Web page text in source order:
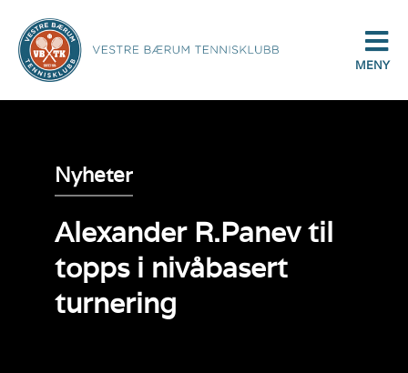
MENY
Nyheter
Alexander R.Panev til
topps i nivåbasert
turnering